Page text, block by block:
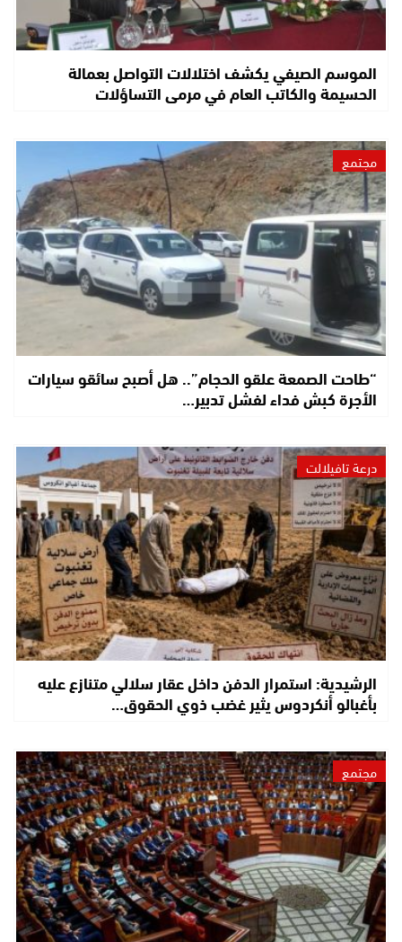
الموسم الصيفي يكشف اختلالات التواصل بعمالة
الحسيمة والكاتب العام في مرمى التساؤلات
مجتمع
“طاحت الصمعة علقو الحجام”.. هل أصبح سائقو سيارات
الأجرة كبش فداء لفشل تدبير…
درعة تافيلالت
الرشيدية: استمرار الدفن داخل عقار سلالي متنازع عليه
بأغبالو أنكردوس يثير غضب ذوي الحقوق…
مجتمع